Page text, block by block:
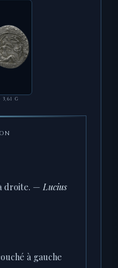
3,61 G
droite. —Lucius
à gauche